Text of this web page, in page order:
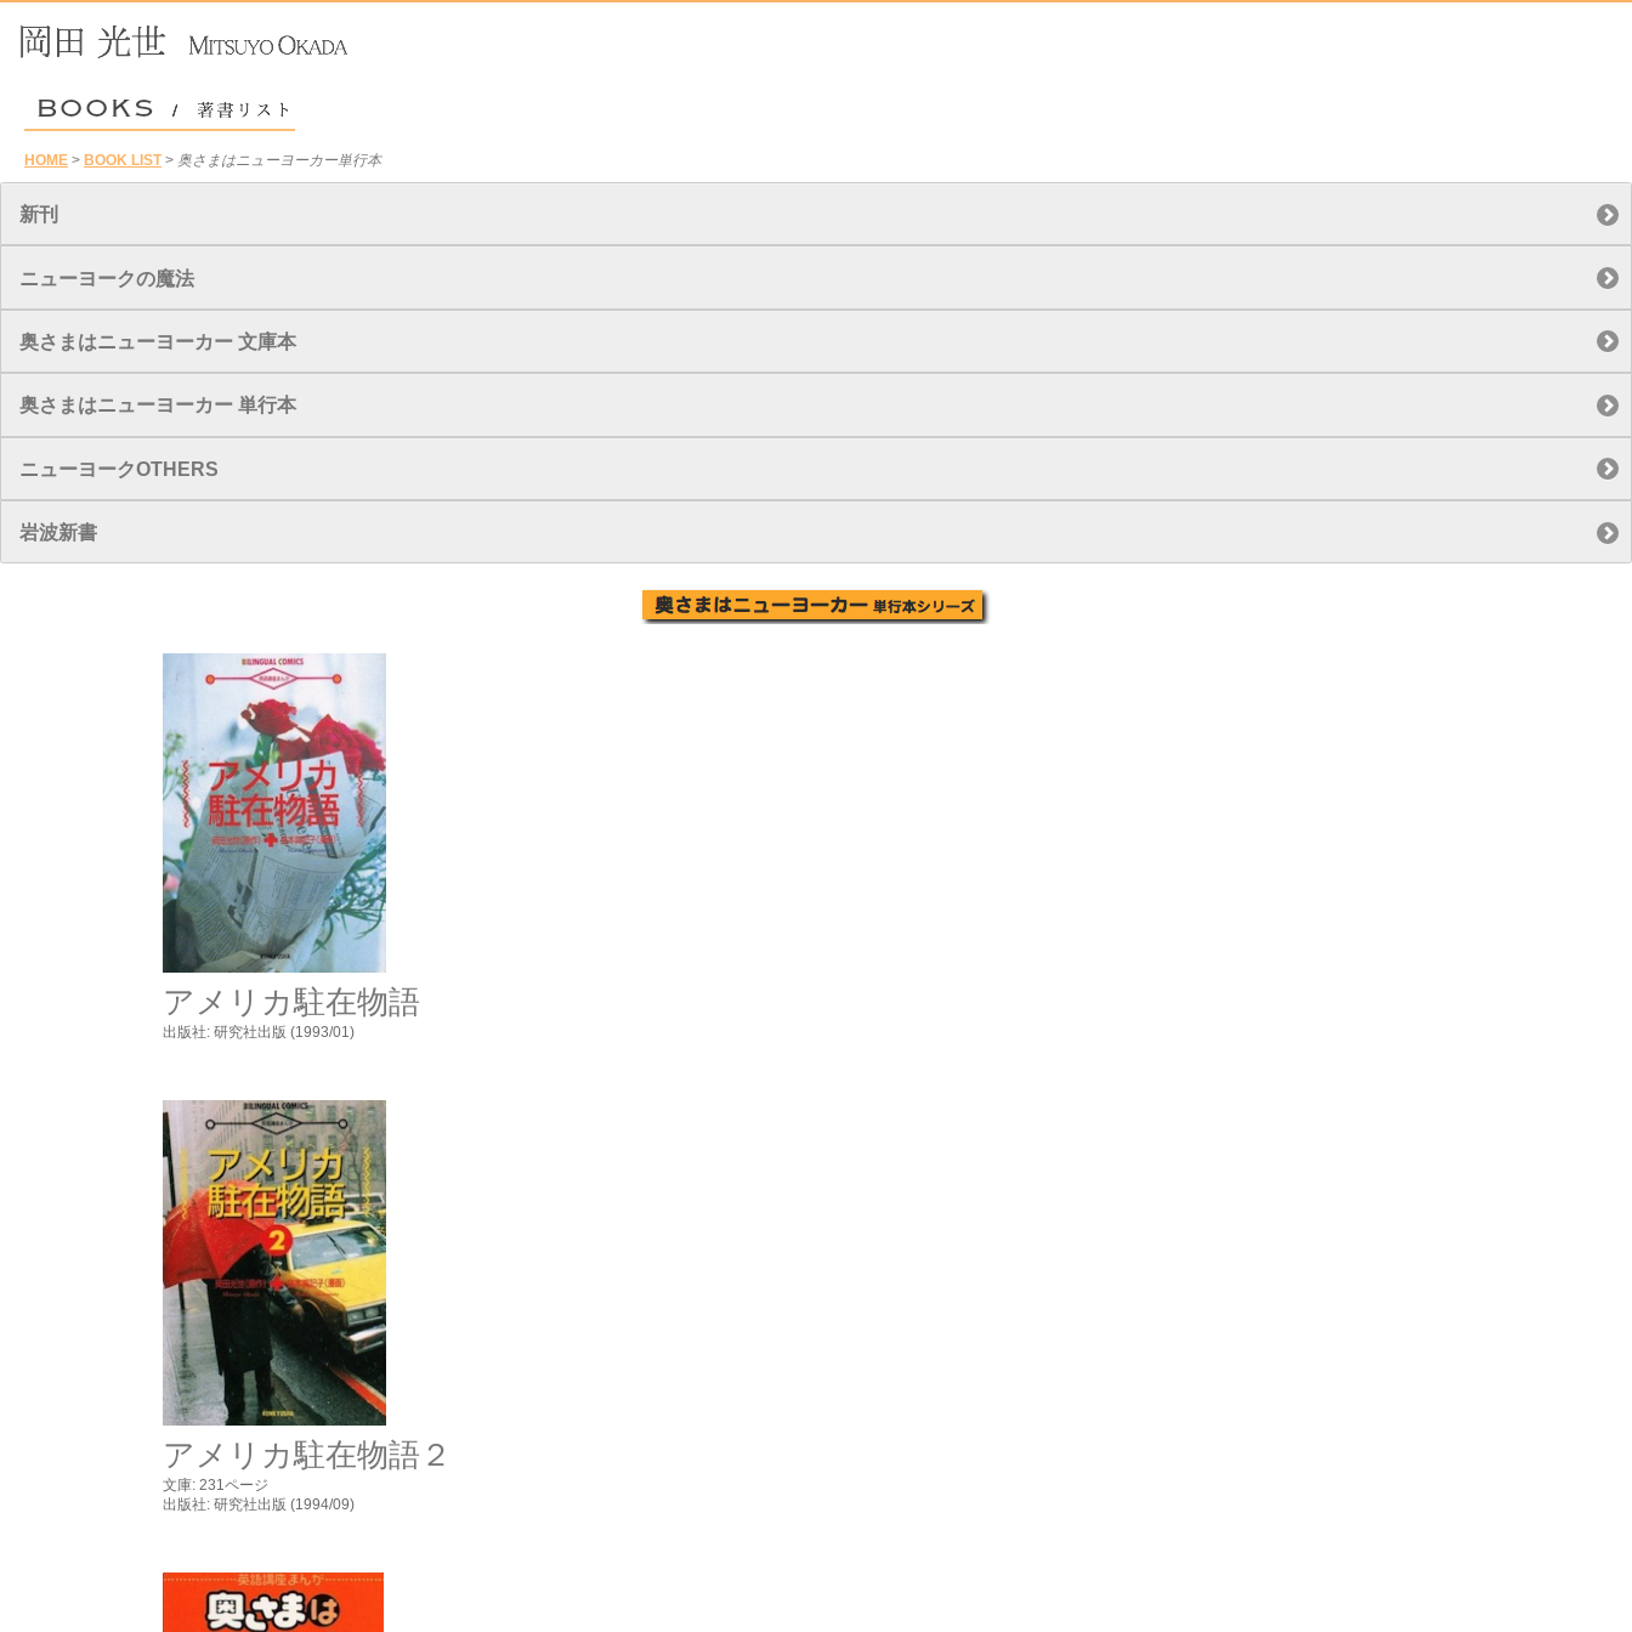
HOME > BOOK LIST> 奥さまはニューヨーカー単行本
新刊
ニューヨークの魔法
奥さまはニューヨーカー 文庫本
奥さまはニューヨーカー 単行本
ニューヨークOTHERS
岩波新書
アメリカ駐在物語
出版社: 研究社出版 (1993/01)
アメリカ駐在物語２
文庫: 231ページ
出版社: 研究社出版 (1994/09)